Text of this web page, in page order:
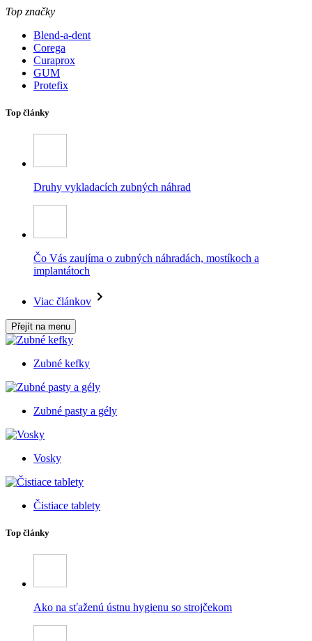
Top značky
Blend-a-dent
Corega
Curaprox
GUM
Protefix
Top články
Druhy vykladacích zubných náhrad
Čo Vás zaujíma o zubných náhradách, mostíkoch a
implantátoch
Viac článkov
Přejít na menu
Zubné kefky
Zubné pasty a gély
Vosky
Čistiace tablety
Top články
Ako na sťaženú ústnu hygienu so strojčekom